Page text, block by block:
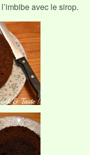
avec le sirop.